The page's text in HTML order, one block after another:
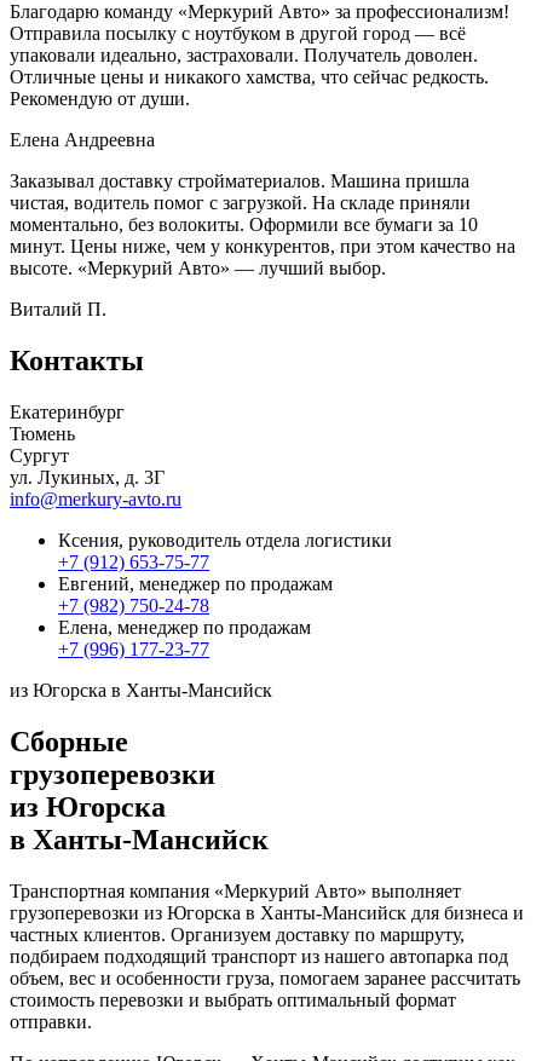
Благодарю команду «Меркурий Авто» за профессионализм!
Отправила посылку с ноутбуком в другой город — всё
упаковали идеально, застраховали. Получатель доволен.
Отличные цены и никакого хамства, что сейчас редкость.
Рекомендую от души.
Елена Андреевна
Заказывал доставку стройматериалов. Машина пришла
чистая, водитель помог с загрузкой. На складе приняли
моментально, без волокиты. Оформили все бумаги за 10
минут. Цены ниже, чем у конкурентов, при этом качество на
высоте. «Меркурий Авто» — лучший выбор.
Виталий П.
Контакты
Екатеринбург
Тюмень
Сургут
ул. Лукиных, д. 3Г
info@merkury-avto.ru
Ксения, руководитель отдела логистики
+7 (912) 653-75-77
Евгений, менеджер по продажам
+7 (982) 750-24-78
Елена, менеджер по продажам
+7 (996) 177-23-77
из Югорска в Ханты-Мансийск
Сборные
грузоперевозки
из Югорска
в Ханты-Мансийск
Транспортная компания «Меркурий Авто» выполняет
грузоперевозки из Югорска в Ханты-Мансийск для бизнеса и
частных клиентов. Организуем доставку по маршруту,
подбираем подходящий транспорт из нашего автопарка под
объем, вес и особенности груза, помогаем заранее рассчитать
стоимость перевозки и выбрать оптимальный формат
отправки.